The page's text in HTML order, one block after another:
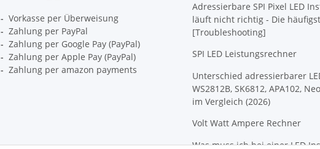
- Vorkasse per Überweisung
- Zahlung per PayPal
- Zahlung per Google Pay (PayPal)
- Zahlung per Apple Pay (PayPal)
- Zahlung per amazon payments
Adressierbare SPI Pixel LED
läuft nicht richtig - Die
[Troubleshooting]
SPI LED Leistungsrechner
Unterschied adressierbarer
WS2812B, SK6812, APA102,
im Vergleich (2026)
Volt Watt Ampere Rechner
Was muss ich bei einer LED